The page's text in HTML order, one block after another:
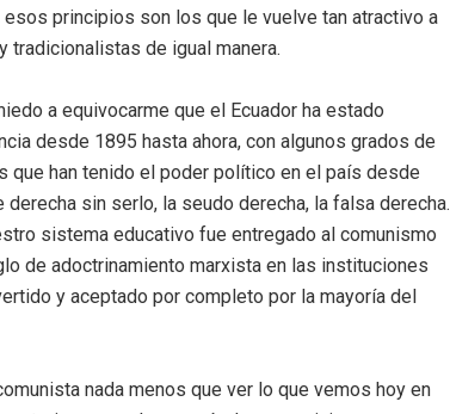
principios son los que le vuelve tan atractivo a
tradicionalistas de igual manera.
a equivocarme que el Ecuador ha estado
desde 1895 hasta ahora, con algunos grados de
han tenido el poder político en el país desde
sin serlo, la seudo derecha, la falsa derecha.
sistema educativo fue entregado al comunismo
de adoctrinamiento marxista en las instituciones
y aceptado por completo por la mayoría del
nada menos que ver lo que vemos hoy en